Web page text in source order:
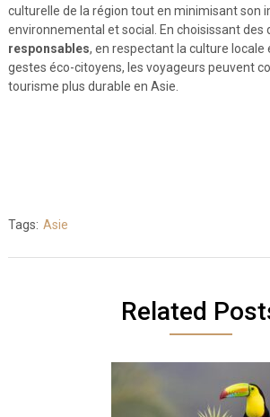
culturelle de la région tout en minimisant son
environnemental et social. En choisissant des
responsables, en respectant la culture locale
gestes éco-citoyens, les voyageurs peuvent
tourisme plus durable en Asie.
Tags: Asie
Related